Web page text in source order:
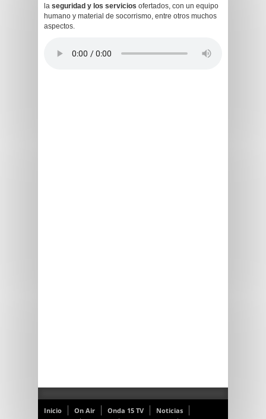
la seguridad y los servicios ofertados, con un equipo
humano y material de socorrismo, entre otros muchos
aspectos.
Inicio On Air Onda 15 TV Noticias